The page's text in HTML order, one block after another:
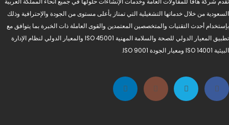
السعودية من خلال خدماتها التشغيلية التي تمتاز بأعلى مستوى من الجودة والإحترافية وذلك
بإستخدام أحدث التقنيات والمتخصصين المعتمدين والقوى العاملة ذات الخبرة بما يتوافق مع
تطبيق المعيار الدولي للصحة والسلامة المهنية ISO 45001 والمعيار الدولي لنظام الإدارة
البيئية ISO 14001 ومعيار الجودة ISO 9001.